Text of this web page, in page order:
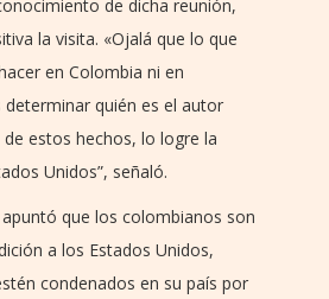
de dicha reunión,
la visita. «Ojalá que lo que
en Colombia ni en
determinar quién es el autor
estos hechos, lo logre la
Unidos”, señaló.
que los colombianos son
a los Estados Unidos,
condenados en su país por